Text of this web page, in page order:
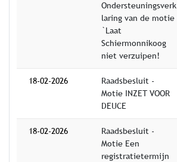
Ondersteuningsverk
laring van de motie
`Laat
Schiermonnikoog
niet verzuipen!
18-02-2026
Raadsbesluit -
Motie INZET VOOR
DEUCE
18-02-2026
Raadsbesluit -
Motie Een
registratietermijn